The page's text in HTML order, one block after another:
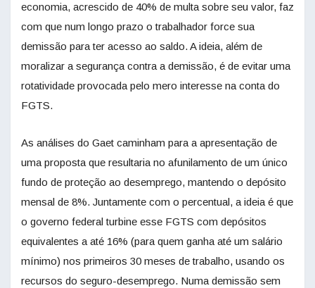
economia, acrescido de 40% de multa sobre seu valor, faz
com que num longo prazo o trabalhador force sua
demissão para ter acesso ao saldo. A ideia, além de
moralizar a segurança contra a demissão, é de evitar uma
rotatividade provocada pelo mero interesse na conta do
FGTS.
As análises do Gaet caminham para a apresentação de
uma proposta que resultaria no afunilamento de um único
fundo de proteção ao desemprego, mantendo o depósito
mensal de 8%. Juntamente com o percentual, a ideia é que
o governo federal turbine esse FGTS com depósitos
equivalentes a até 16% (para quem ganha até um salário
mínimo) nos primeiros 30 meses de trabalho, usando os
recursos do seguro-desemprego. Numa demissão sem